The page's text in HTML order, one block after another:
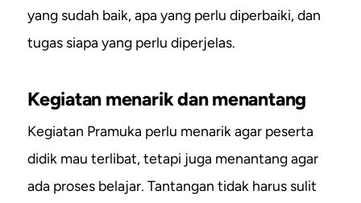
yang sudah baik, apa yang perlu diperbaiki, dan
tugas siapa yang perlu diperjelas.
Kegiatan menarik dan menantang
Kegiatan Pramuka perlu menarik agar peserta
didik mau terlibat, tetapi juga menantang agar
ada proses belajar. Tantangan tidak harus sulit